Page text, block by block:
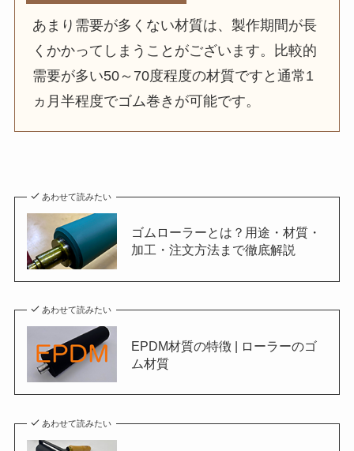
あまり需要が多くない材質は、製作期間が長
くかかってしまうことがございます。比較的
需要が多い50～70度程度の材質ですと通常1
ヵ月半程度でゴム巻きが可能です。
あわせて読みたい
ゴムローラーとは？用途・材質・
加工・注文方法まで徹底解説
あわせて読みたい
EPDM材質の特徴 | ローラーのゴ
ム材質
あわせて読みたい